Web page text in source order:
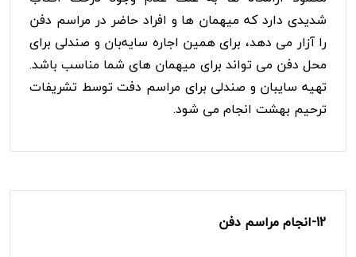
شدیدی دارد که میهمان ها و افراد حاضر در مراسم دفن
را آزار می دهد، برای همین اجاره سایه‌بان و صندلی برای
محل دفن می تواند برای میهمان های شما مناسب باشد.
تهیه سایبان و صندلی برای مراسم دفت توسط تشریفات
ترحیم بهشت انجام می شود.
12-انجام مراسم دفن